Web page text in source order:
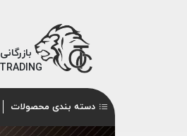
دسته بندی محصولات